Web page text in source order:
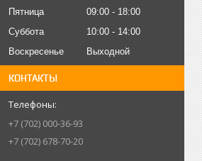
Пятница
09:00
18:00
Суббота
10:00
14:00
Воскресенье
Выходной
КОНТАКТЫ
+7 (702) 000-36-93
+7 (702) 678-70-20